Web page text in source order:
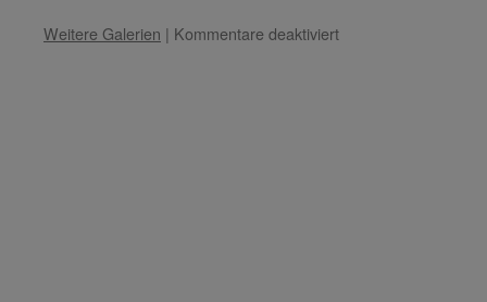
Weitere Galerien | Kommentare deaktiviertfür